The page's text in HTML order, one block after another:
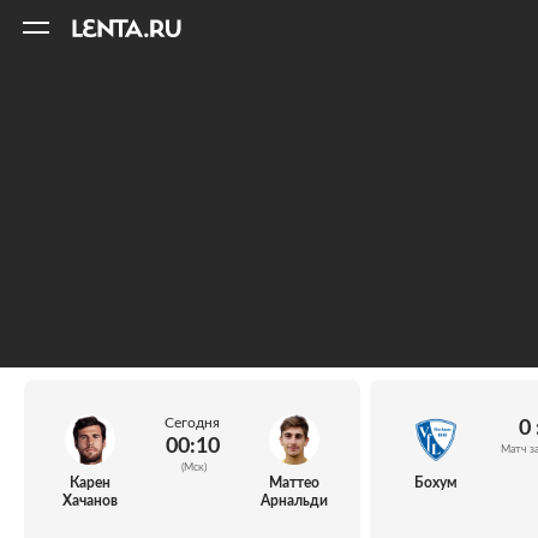
Карен
Хачанов
Сегодня
00:10
(Мск)
Маттео
Арнальди
Бохум
0
Матч